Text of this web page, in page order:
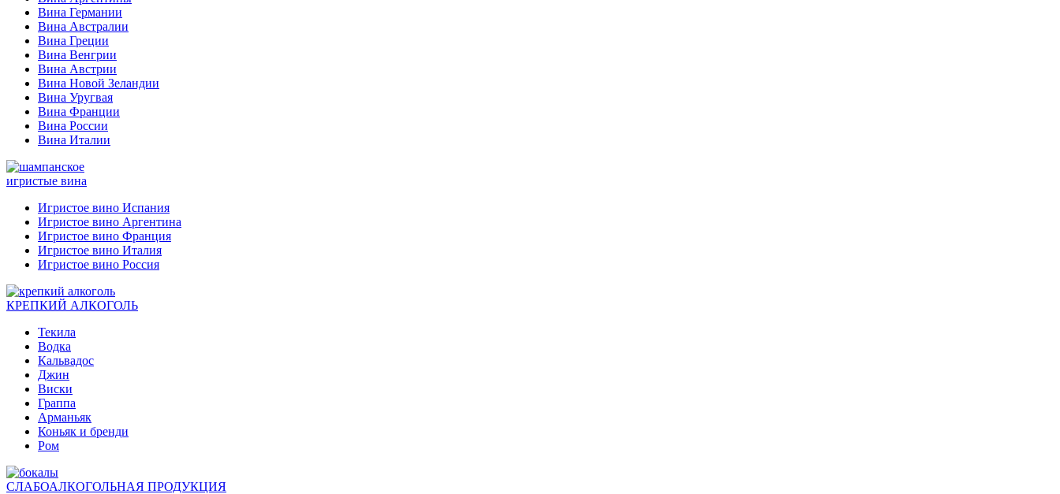
Вина Германии
Вина Австралии
Вина Греции
Вина Венгрии
Вина Австрии
Вина Новой Зеландии
Вина Уругвая
Вина Франции
Вина России
Вина Италии
игристые вина
Игристое вино Испания
Игристое вино Аргентина
Игристое вино Франция
Игристое вино Италия
Игристое вино Россия
КРЕПКИЙ АЛКОГОЛЬ
Текила
Водка
Кальвадос
Джин
Виски
Граппа
Арманьяк
Коньяк и бренди
Ром
СЛАБОАЛКОГОЛЬНАЯ ПРОДУКЦИЯ